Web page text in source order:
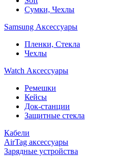
Сумки, Чехлы
Samsung Аксессуары
Пленки, Стекла
Чехлы
Watch Аксессуары
Ремешки
Кейсы
Док-станции
Защитные стекла
Кабели
AirTag аксессуары
Зарядные устройства